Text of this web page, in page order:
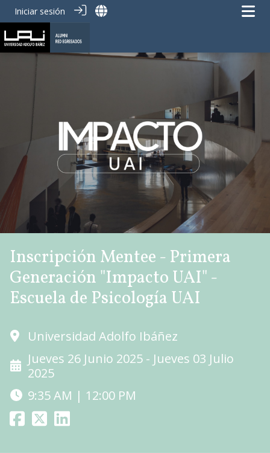
Iniciar sesión
Inscripción Mentee - Primera
Generación "Impacto UAI" -
Escuela de Psicología UAI
Universidad Adolfo Ibáñez
Jueves 26 Junio 2025 - Jueves 03 Julio
2025
9:35 AM | 12:00 PM